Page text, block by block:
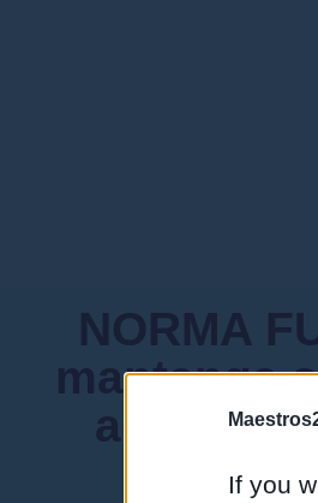
If you
NORMA
mantenga
admiten